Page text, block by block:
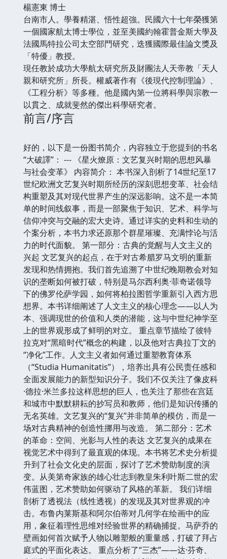
楊憲東 博士
台南市人。學養精湛、悟性超強。民國六十七年榮獲第
一個國家航太博士學位，並至美國約翰霍普金斯大學及
法國馬特拉公司太空部門研究，迭獲國際最佳論文獎及
「特優」教授。
現任教於成功大學航太研究所及財團法人天帝教「天人
親和研究所」所長。權威著作有《後現代控制理論》、
《工程分析》等多種。他是國內第一位將科學與宗教一
以貫之、成就斐然的傑出科學研究者。
前言/序言
好的，以下是一份图书简介，内容独立于您提到的书名
“大破譯”： --- 《星火燎原：文艺复兴时期的思想风暴
与社会变革》 内容简介： 本书深入剖析了14世纪至17
世纪欧洲文艺复兴时期所经历的深刻思想变革、社会结
构重塑及其对现代世界产生的深远影响。这不是一本简
单的时间线叙事，而是一部聚焦于知识、艺术、科学与
信仰冲突与交融的宏大史诗。通过详实的史料和生动的
个案分析，本书力求还原那个群星璀璨、充满悖论与活
力的时代面貌。 第一部分：古典的觉醒与人文主义的
兴起 文艺复兴的起点，在于对古希腊罗马文明的重新
发现和热情拥抱。我们首先追溯了中世纪晚期教会对知
识的垄断如何被打破，特别是马尔西利奥·菲奇诺领导
下的佛罗伦萨学园，如何将柏拉图哲学重新引入西方思
想界。本书详细阐述了人文主义的核心理念——以人为
本、强调现世的价值和人类的潜能，这与中世纪神学至
上的世界观形成了鲜明的对立。 重点章节描绘了彼特
拉克对“黑暗时代”概念的构建，以及他对古典拉丁文的
“净化”工作。人文主义者如何通过重塑教育体系
（“Studia Humanitatis”），培养出具有公民责任感和
全面发展能力的新型知识分子。我们不仅关注了像皮科
·德拉·米兰多拉这样思想的巨人，也关注了那些在宫廷
和城市中默默耕耘的抄写员和教师，他们是知识传播的
无名英雄。文艺复兴的“复兴”并非简单的模仿，而是一
场对古典精神的创造性挪用与改造。 第二部分：艺术
的革命：空间、光影与人性的表达 文艺复兴的成果在
视觉艺术中得到了最直观的体现。本书将艺术史分析提
升到了社会文化史的层面，探讨了艺术赞助制度的演
变。从美第奇家族的雄心壮志到教皇朱利叶斯二世的宏
伟蓝图，艺术赞助如何驱动了风格的革新。 我们详细
剖析了透视法（线性透视）的发现及其对世界观的冲
击。布鲁内莱斯基和阿尔伯蒂对几何学在绘画中的应
用，象征着理性思维对经验世界的精确捕捉。马萨乔的
壁画如何首次赋予人物以雕塑般的重量感，打破了拜占
庭式的平面化表达。 重点分析了“三杰”——达·芬奇、